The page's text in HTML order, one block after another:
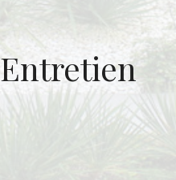
Entretien